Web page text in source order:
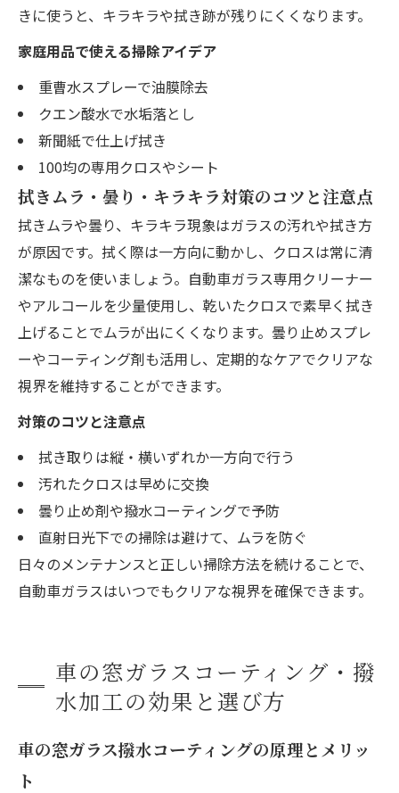
きに使うと、キラキラや拭き跡が残りにくくなります。
家庭用品で使える掃除アイデア
重曹水スプレーで油膜除去
クエン酸水で水垢落とし
新聞紙で仕上げ拭き
100均の専用クロスやシート
拭きムラ・曇り・キラキラ対策のコツと注意点
拭きムラや曇り、キラキラ現象はガラスの汚れや拭き方
が原因です。拭く際は一方向に動かし、クロスは常に清
潔なものを使いましょう。自動車ガラス専用クリーナー
やアルコールを少量使用し、乾いたクロスで素早く拭き
上げることでムラが出にくくなります。曇り止めスプレ
ーやコーティング剤も活用し、定期的なケアでクリアな
視界を維持することができます。
対策のコツと注意点
拭き取りは縦・横いずれか一方向で行う
汚れたクロスは早めに交換
曇り止め剤や撥水コーティングで予防
直射日光下での掃除は避けて、ムラを防ぐ
日々のメンテナンスと正しい掃除方法を続けることで、
自動車ガラスはいつでもクリアな視界を確保できます。
車の窓ガラスコーティング・撥
水加工の効果と選び方
車の窓ガラス撥水コーティングの原理とメリッ
ト